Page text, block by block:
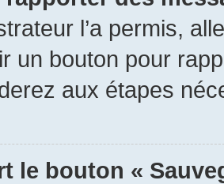
l’a permis,
un bouton pour
aux étapes
le bouton «